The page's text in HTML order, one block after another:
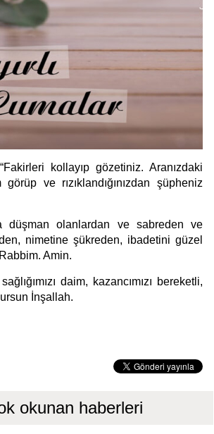
kollayıp gözetiniz. Aranızdaki
ve rızıklandığınızdan şüpheniz
düşman olanlardan ve sabreden ve
nimetine şükreden, ibadetini güzel
Amin.
daim, kazancımızı bereketli,
İnşallah.
okunan haberleri